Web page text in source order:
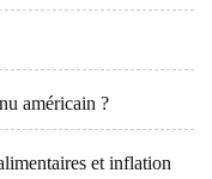
américain ?
et inflation